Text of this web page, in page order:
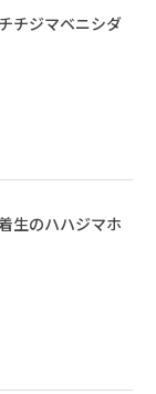
チジマベニシダ
生のハハジマホ